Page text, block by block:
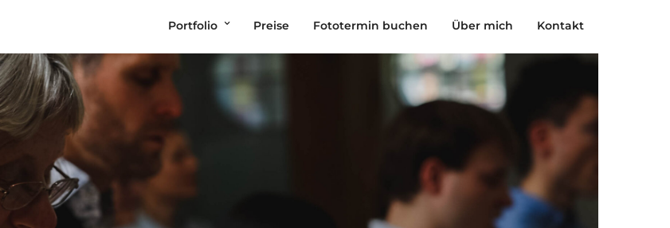
Portfolio Preise Fototermin buchen Über mich Kontakt